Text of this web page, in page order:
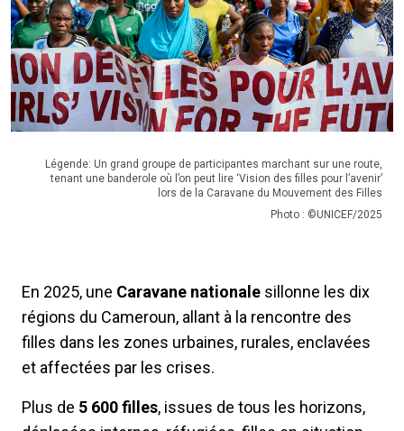
Légende: Un grand groupe de participantes marchant sur une route,
tenant une banderole où l’on peut lire ‘Vision des filles pour l’avenir’
lors de la Caravane du Mouvement des Filles
Photo : ©UNICEF/2025
En 2025, une Caravane nationale sillonne les dix
régions du Cameroun, allant à la rencontre des
filles dans les zones urbaines, rurales, enclavées
et affectées par les crises.
Plus de 5 600 filles, issues de tous les horizons,